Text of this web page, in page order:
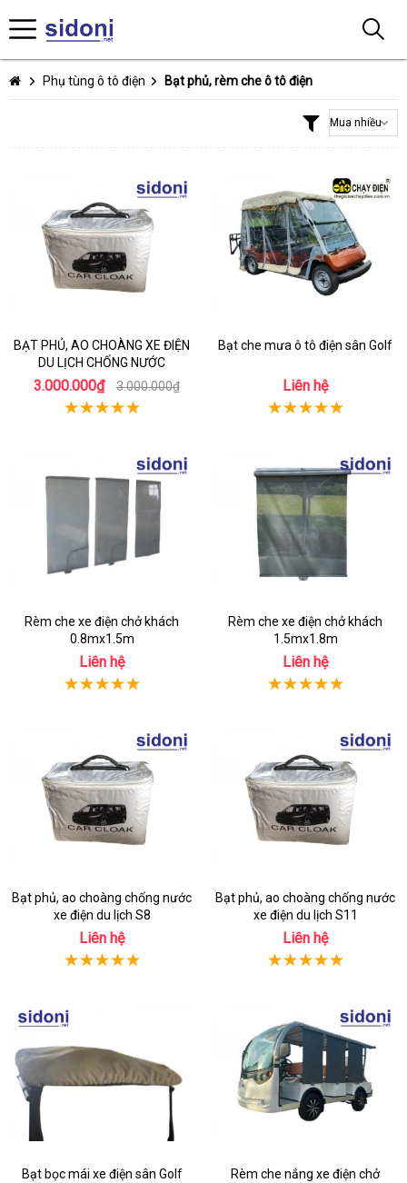
Phụ tùng ô tô điện Bạt phủ, rèm che ô tô điện
BẠT PHỦ, AO CHOÀNG XE ĐIỆN
DU LỊCH CHỐNG NƯỚC
3.000.000₫ 3.000.000₫
Bạt che mưa ô tô điện sân Golf
Liên hệ
Rèm che xe điện chở khách
0.8mx1.5m
Liên hệ
Rèm che xe điện chở khách
1.5mx1.8m
Liên hệ
Bạt phủ, ao choàng chống nước
xe điện du lịch S8
Liên hệ
Bạt phủ, ao choàng chống nước
xe điện du lịch S11
Liên hệ
Bạt bọc mái xe điện sân Golf
Rèm che nắng xe điện chở